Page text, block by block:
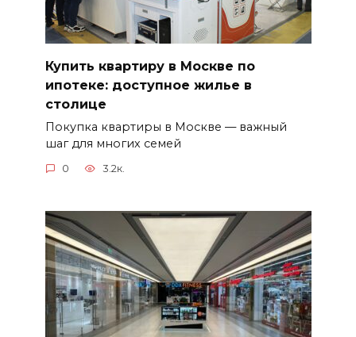
Купить квартиру в Москве по
ипотеке: доступное жилье в
столице
Покупка квартиры в Москве — важный
шаг для многих семей
0 3.2к.